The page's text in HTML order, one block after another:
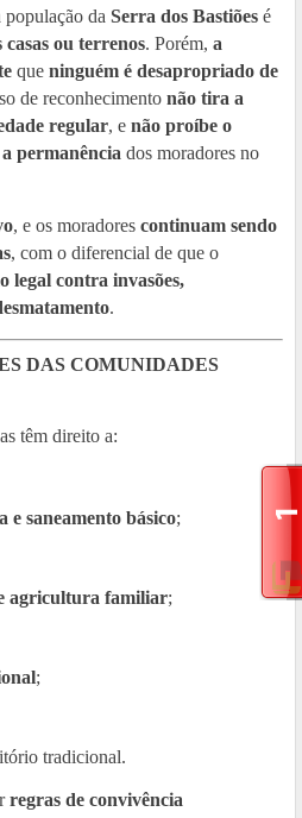
da Serra dos Bastiões é
ou terrenos. Porém, a
que ninguém é desapropriado de
de reconhecimento não tira a
regular, e não proíbe o
permanência dos moradores no
, e os moradores continuam sendo
, com o diferencial de que o
legal contra invasões,
.
DAS COMUNIDADES
têm direito a:
saneamento básico;
agricultura familiar;
;
tradicional.
regras de convivência